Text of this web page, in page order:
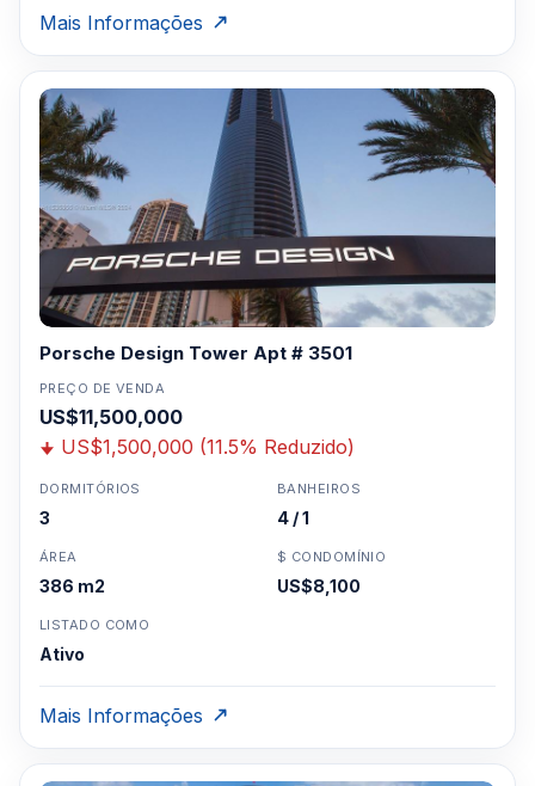
Mais Informações
Porsche Design Tower Apt # 3501
PREÇO DE VENDA
US$11,500,000
US$1,500,000 (11.5% Reduzido)
DORMITÓRIOS
3
BANHEIROS
4 / 1
ÁREA
386 m2
$ CONDOMÍNIO
US$8,100
LISTADO COMO
Ativo
Mais Informações